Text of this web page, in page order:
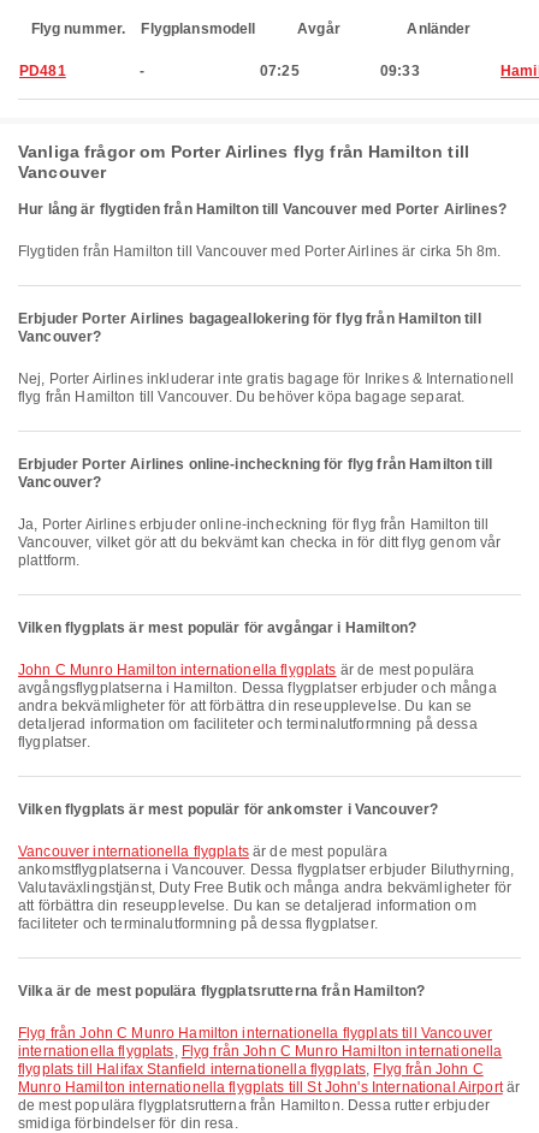
Flyg nummer. Flygplansmodell Avgår Anländer
PD481 - 07:25 09:33
Vanliga frågor om Porter Airlines flyg från Hamilton till
Vancouver
Hur lång är flygtiden från Hamilton till Vancouver med Porter Airlines?
Flygtiden från Hamilton till Vancouver med Porter Airlines är cirka 5h 8m.
Erbjuder Porter Airlines bagageallokering för flyg från Hamilton till
Vancouver?
Nej, Porter Airlines inkluderar inte gratis bagage för Inrikes & Internationell
flyg från Hamilton till Vancouver. Du behöver köpa bagage separat.
Erbjuder Porter Airlines online-incheckning för flyg från Hamilton till
Vancouver?
Ja, Porter Airlines erbjuder online-incheckning för flyg från Hamilton till
Vancouver, vilket gör att du bekvämt kan checka in för ditt flyg genom vår
plattform.
Vilken flygplats är mest populär för avgångar i Hamilton?
John C Munro Hamilton internationella flygplats är de mest populära
avgångsflygplatserna i Hamilton. Dessa flygplatser erbjuder och många
andra bekvämligheter för att förbättra din reseupplevelse. Du kan se
detaljerad information om faciliteter och terminalutformning på dessa
flygplatser.
Vilken flygplats är mest populär för ankomster i Vancouver?
Vancouver internationella flygplatsär de mest populära
ankomstflygplatserna i Vancouver. Dessa flygplatser erbjuder Biluthyrning,
Valutaväxlingstjänst, Duty Free Butik och många andra bekvämligheter för
att förbättra din reseupplevelse. Du kan se detaljerad information om
faciliteter och terminalutformning på dessa flygplatser.
Vilka är de mest populära flygplatsrutterna från Hamilton?
Flyg från John C Munro Hamilton internationella flygplats till Vancouver
internationella flygplats, Flyg från John C Munro Hamilton internationella
flygplats till Halifax Stanfield internationella flygplats, Flyg från John C
Munro Hamilton internationella flygplats till St John's International Airportär
de mest populära flygplatsrutterna från Hamilton. Dessa rutter erbjuder
smidiga förbindelser för din resa.